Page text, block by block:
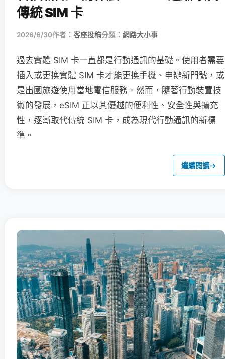
傳統 SIM 卡
2026/6/30作者： 客座投稿分類： 網路大小事
過去實體 SIM 卡一直都是行動通訊的基礎。使用者需要
插入或更換實體 SIM 卡才能更換手機、申辦新門號，或
是出國旅遊使用當地電信服務。然而，隨著行動裝置技
術的發展，eSIM 正以其優越的便利性、安全性與擴充
性，逐漸取代傳統 SIM 卡，成為現代行動通訊的新標
準。
繼續閱讀→